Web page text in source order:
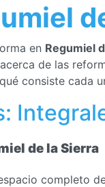
en Regumiel
de las
consiste cada
de la Sierra
completo